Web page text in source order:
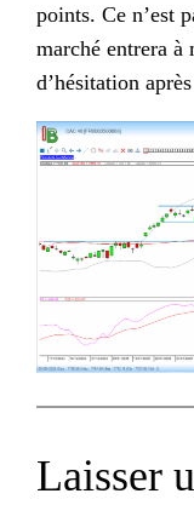
points. Ce n’est
marché entrera à
d’hésitation
Laisser